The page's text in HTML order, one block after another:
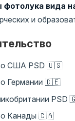
вида
и
США PSD 🇺🇸
Германии 🇩🇪
Канады 🇨🇦